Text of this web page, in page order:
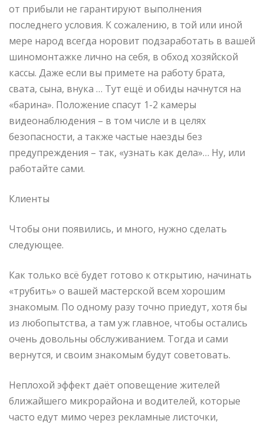
от прибыли не гарантируют выполнения
последнего условия. К сожалению, в той или иной
мере народ всегда норовит подзаработать в вашей
шиномонтажке лично на себя, в обход хозяйской
кассы. Даже если вы примете на работу брата,
свата, сына, внука … Тут ещё и обиды начнутся на
«барина». Положение спасут 1-2 камеры
видеонаблюдения – в том числе и в целях
безопасности, а также частые наезды без
предупреждения – так, «узнать как дела»… Ну, или
работайте сами.
Клиенты
Чтобы они появились, и много, нужно сделать
следующее.
Как только всё будет готово к открытию, начинать
«трубить» о вашей мастерской всем хорошим
знакомым. По одному разу точно приедут, хотя бы
из любопытства, а там уж главное, чтобы остались
очень довольны обслуживанием. Тогда и сами
вернутся, и своим знакомым будут советовать.
Неплохой эффект даёт оповещение жителей
ближайшего микрорайона и водителей, которые
часто едут мимо через рекламные листочки,